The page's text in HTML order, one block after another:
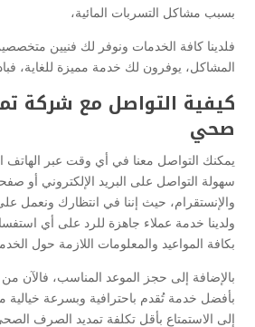
بسبب مشاكل التسربات المائية،
فلدينا كافة الخدمات ونوفر لك فنيين
المشاكل، يوفرون لك خدمة مميزة للغاية، فبادر
كيفية التواصل مع شركة
صحي
يمكنك التواصل معنا في أي وقت عبر الهاتف
سهولة التواصل على البريد الإلكتروني أو
ولدينا خدمة عملاء جاهزة للرد على أي
بكافة المواعيد والمعلومات اللازمة حول
بالإضافة إلى حجز الموعد المناسب، فالآن من
بأفضل خدمة تُقدم باحترافية وبسرعة خيالية
إلى الاستمتاع بأقل تكلفة تمديد الصرف